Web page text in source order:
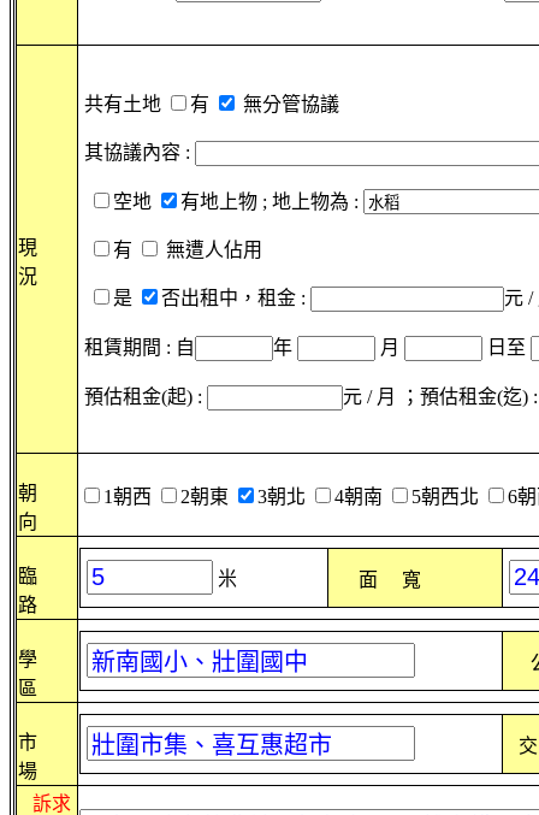
現
況
共有土地 有 無分管協議
其協議內容 :
空地 有地上物 ; 地上物為 :
有 無遭人佔用
是 否出租中，租金 : 元 /
租賃期間 : 自 年 月 日至
預估租金(起) : 元 / 月 ；預估租金(迄)
朝
向
1朝西 2朝東 3朝北 4朝南 5朝西北 6
臨
路
米 面 寬
學
區
市
場
訴求